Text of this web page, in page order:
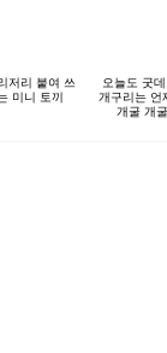
저리 붙여 쓰
미니 토끼
오늘도 굿
개구리는 언
개굴 개굴